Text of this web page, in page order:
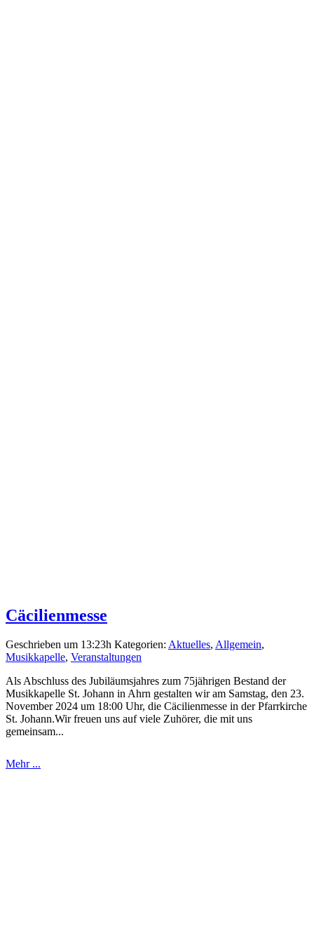
Cäcilienmesse
Geschrieben um 13:23h Kategorien: Aktuelles, Allgemein,
Musikkapelle, Veranstaltungen
Als Abschluss des Jubiläumsjahres zum 75jährigen Bestand der
Musikkapelle St. Johann in Ahrn gestalten wir am Samstag, den 23.
November 2024 um 18:00 Uhr, die Cäcilienmesse in der Pfarrkirche
St. Johann.Wir freuen uns auf viele Zuhörer, die mit uns
gemeinsam...
Mehr ...